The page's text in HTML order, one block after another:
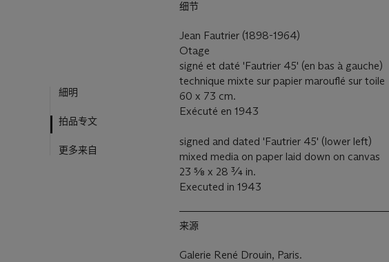
細明
拍品专文
更多来自
细节
Jean Fautrier (1898-1964)
Otage
signé et daté 'Fautrier 45' (en bas à gauche)
technique mixte sur papier marouflé sur toile
60 x 73 cm.
Exécuté en 1943
signed and dated 'Fautrier 45' (lower left)
mixed media on paper laid down on canvas
23 5⁄8 x 28 ¾ in.
Executed in 1943
来源
Galerie René Drouin, Paris.